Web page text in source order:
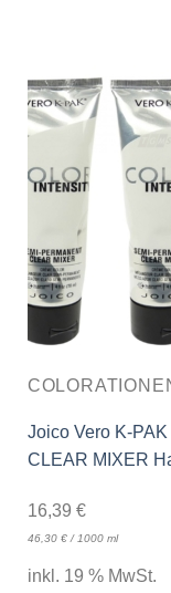
Joico Vero K-
CLEAR MIXER
16,39 €
46,30 €/ 1000 ml
inkl. 19 % MwSt.